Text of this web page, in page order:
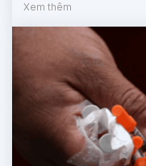
Xem thêm